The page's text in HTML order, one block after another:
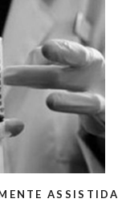
ASSISTIDA